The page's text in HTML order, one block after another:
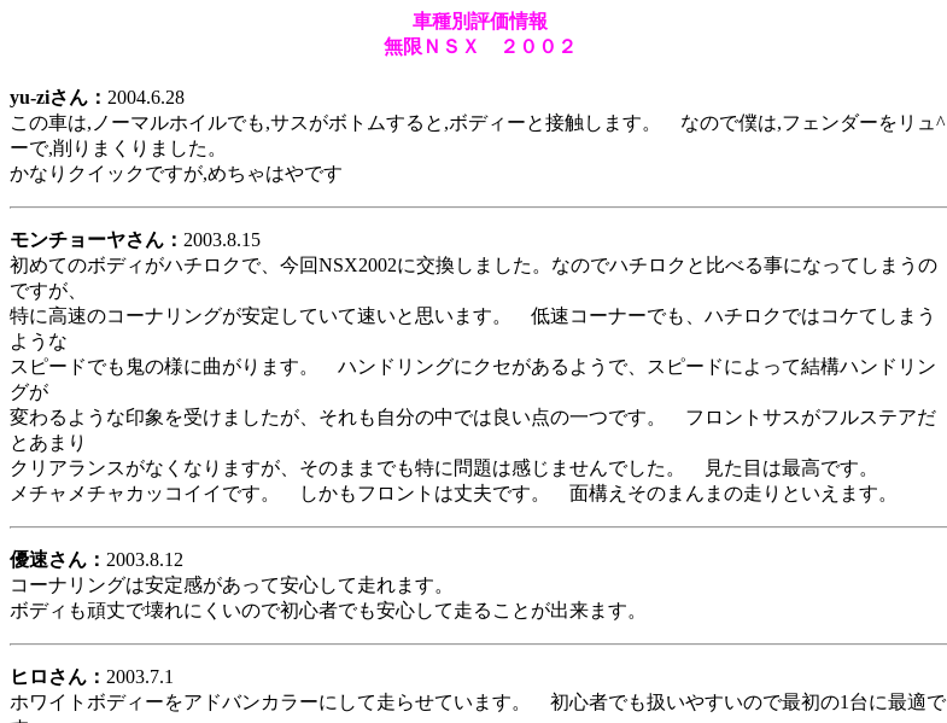
車種別評価情報
無限ＮＳＸ ２００２
yu-ziさん： 2004.6.28
この車は,ノーマルホイルでも,サスがボトムすると,ボディーと接触します。 なので僕は,フェンダーをリュ^
ーで,削りまくりました。
かなりクイックですが,めちゃはやです
モンチョーヤさん： 2003.8.15
初めてのボディがハチロクで、今回NSX2002に交換しました。なのでハチロクと比べる事になってしまうの
ですが、
特に高速のコーナリングが安定していて速いと思います。 低速コーナーでも、ハチロクではコケてしまう
ような
スピードでも鬼の様に曲がります。 ハンドリングにクセがあるようで、スピードによって結構ハンドリン
グが
変わるような印象を受けましたが、それも自分の中では良い点の一つです。 フロントサスがフルステアだ
とあまり
クリアランスがなくなりますが、そのままでも特に問題は感じませんでした。 見た目は最高です。
メチャメチャカッコイイです。 しかもフロントは丈夫です。 面構えそのまんまの走りといえます。
優速さん： 2003.8.12
コーナリングは安定感があって安心して走れます。
ボディも頑丈で壊れにくいので初心者でも安心して走ることが出来ます。
ヒロさん： 2003.7.1
ホワイトボディーをアドバンカラーにして走らせています。 初心者でも扱いやすいので最初の1台に最適で